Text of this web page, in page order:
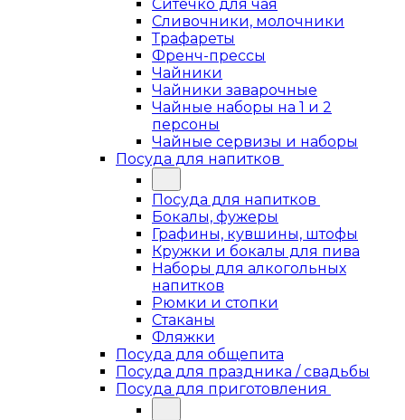
Ситечко для чая
Сливочники, молочники
Трафареты
Френч-прессы
Чайники
Чайники заварочные
Чайные наборы на 1 и 2
персоны
Чайные сервизы и наборы
Посуда для напитков
Посуда для напитков
Бокалы, фужеры
Графины, кувшины, штофы
Кружки и бокалы для пива
Наборы для алкогольных
напитков
Рюмки и стопки
Стаканы
Фляжки
Посуда для общепита
Посуда для праздника / свадьбы
Посуда для приготовления